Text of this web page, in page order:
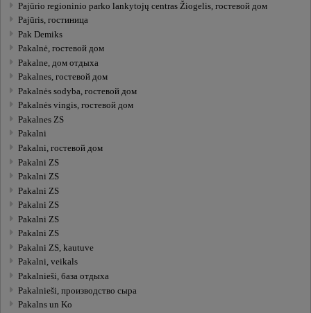
Pajūrio regioninio parko lankytojų centras Žiogelis, гостевой дом
Pajūris, гостиница
Pak Demiks
Pakalnė, гостевой дом
Pakalne, дом отдыха
Pakalnes, гостевой дом
Pakalnės sodyba, гостевой дом
Pakalnės vingis, гостевой дом
Pakalnes ZS
Pakalni
Pakalni, гостевой дом
Pakalni ZS
Pakalni ZS
Pakalni ZS
Pakalni ZS
Pakalni ZS
Pakalni ZS
Pakalni ZS, kautuve
Pakalni, veikals
Pakalnieši, база отдыха
Pakalnieši, производство сыра
Pakalns un Ko